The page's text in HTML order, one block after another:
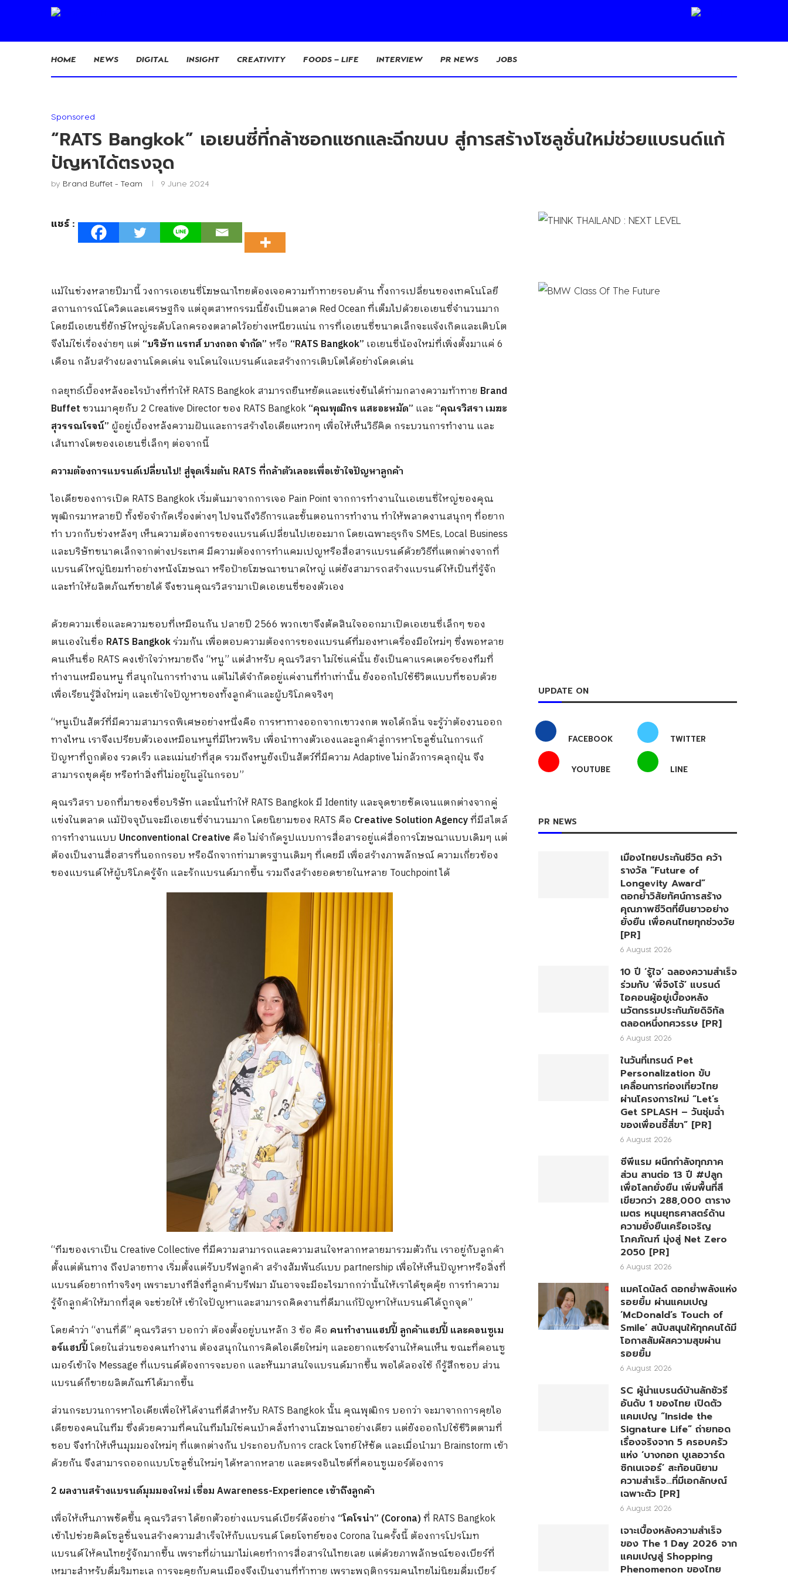
HOME NEWS DIGITAL INSIGHT CREATIVITY FOODS – LIFE INTERVIEW PR NEWS JOBS
Sponsored
“RATS Bangkok” เอเยนซี่ที่กล้าซอกแซกและฉีกขนบ สู่การสร้างโซลูชั่นใหม่ช่วยแบรนด์แก้
ปัญหาได้ตรงจุด
by Brand Buffet - Team 9 June 2024
แชร์ :
แม้ในช่วงหลายปีมานี้ วงการเอเยนซี่โฆษณาไทยต้องเจอความท้าทายรอบด้าน ทั้งการเปลี่ยนของเทคโนโลยี
สถานการณ์โควิดและเศรษฐกิจ แต่อุตสาหกรรมนี้ยังเป็นตลาด Red Ocean ที่เต็มไปด้วยเอเยนซี่จำนวนมาก
โดยมีเอเยนซี่ยักษ์ใหญ่ระดับโลกครองตลาดไว้อย่างเหนียวแน่น การที่เอเยนซี่ขนาดเล็กจะแจ้งเกิดและเติบโต
จึงไม่ใช่เรื่องง่ายๆ แต่ “บริษัท แรทส์ บางกอก จำกัด”หรือ “RATS Bangkok” เอเยนซี่น้องใหม่ที่เพิ่งตั้งมาแค่ 6
เดือน กลับสร้างผลงานโดดเด่น จนโดนใจแบรนด์และสร้างการเติบโตได้อย่างโดดเด่น
กลยุทธ์เบื้องหลังอะไรบ้างที่ทำให้ RATS Bangkok สามารถยืนหยัดและแข่งขันได้ท่ามกลางความท้าทาย Brand
Buffetชวนมาคุยกับ 2 Creative Director ของ RATS Bangkok“คุณพุฒิกร แสะอะหมัด” และ “คุณรวิสรา เมฆะ
สุวรรณโรจน์” ผู้อยู่เบื้องหลังความฝันและการสร้างไอเดียแหวกๆ เพื่อให้เห็นวิธีคิด กระบวนการทำงาน และ
เส้นทางโตของเอเยนซี่เล็กๆ ต่อจากนี้
ความต้องการแบรนด์เปลี่ยนไป! สู่จุดเริ่มต้น RATS ที่กล้าตัวเลอะเพื่อเข้าใจปัญหาลูกค้า
ไอเดียของการเปิด RATS Bangkok เริ่มต้นมาจากการเจอ Pain Point จากการทำงานในเอเยนซี่ใหญ่ของคุณ
พุฒิกรมาหลายปี ทั้งข้อจำกัดเรื่องต่างๆ ไปจนถึงวิธีการและขั้นตอนการทำงาน ทำให้พลาดงานสนุกๆ ที่อยาก
ทำ บวกกับช่วงหลังๆ เห็นความต้องการของแบรนด์เปลี่ยนไปเยอะมาก โดยเฉพาะธุรกิจ SMEs, Local Business
และบริษัทขนาดเล็กจากต่างประเทศ มีความต้องการทำแคมเปญหรือสื่อสารแบรนด์ด้วยวิธีที่แตกต่างจากที่
แบรนด์ใหญ่นิยมทำอย่างหนังโฆษณา หรือป้ายโฆษณาขนาดใหญ่ แต่ยังสามารถสร้างแบรนด์ให้เป็นที่รู้จัก
และทำให้ผลิตภัณฑ์ขายได้ จึงชวนคุณรวิสรามาเปิดเอเยนซี่ของตัวเอง
ด้วยความเชื่อและความชอบที่เหมือนกัน ปลายปี 2566 พวกเขาจึงตัดสินใจออกมาเปิดเอเยนซี่เล็กๆ ของ
ตนเองในชื่อ RATS Bangkokร่วมกัน เพื่อตอบความต้องการของแบรนด์ที่มองหาเครื่องมือใหม่ๆ ซึ่งพอหลาย
คนเห็นชื่อ RATS คงเข้าใจว่าหมายถึง “หนู” แต่สำหรับ คุณรวิสรา ไม่ใช่แค่นั้น ยังเป็นคาแรคเตอร์ของทีมที่
ทำงานเหมือนหนู ที่สนุกในการทำงาน แต่ไม่ได้จำกัดอยู่แค่งานที่ทำเท่านั้น ยังออกไปใช้ชีวิตแบบที่ชอบด้วย
เพื่อเรียนรู้สิ่งใหม่ๆ และเข้าใจปัญหาของทั้งลูกค้าและผู้บริโภคจริงๆ
“หนูเป็นสัตว์ที่มีความสามารถพิเศษอย่างหนึ่งคือ การหาทางออกจากเขาวงกต พอได้กลิ่น จะรู้ว่าต้องวนออก
ทางไหน เราจึงเปรียบตัวเองเหมือนหนูที่มีไหวพริบ เพื่อนำทางตัวเองและลูกค้าสู่การหาโซลูชั่นในการแก้
ปัญหาที่ถูกต้อง รวดเร็ว และแม่นยำที่สุด รวมถึงหนูยังเป็นสัตว์ที่มีความ Adaptive ไม่กลัวการคลุกฝุ่น จึง
สามารถขุดคุ้ย หรือทำสิ่งที่ไม่อยู่ในลู่ในกรอบ”
คุณรวิสรา บอกที่มาของชื่อบริษัท และนั่นทำให้ RATS Bangkok มี Identity และจุดขายชัดเจนแตกต่างจากคู่
แข่งในตลาด แม้ปัจจุบันจะมีเอเยนซี่จำนวนมาก โดยนิยามของ RATS คือ Creative Solution Agencyที่มีสไตล์
การทำงานแบบ UnconventionalCreative คือ ไม่จำกัดรูปแบบการสื่อสารอยู่แค่สื่อการโฆษณาแบบเดิมๆ แต่
ต้องเป็นงานสื่อสารที่นอกกรอบ หรือฉีกจากท่ามาตรฐานเดิมๆ ที่เคยมี เพื่อสร้างภาพลักษณ์ ความเกี่ยวข้อง
ของแบรนด์ให้ผู้บริโภครู้จัก และรักแบรนด์มากขึ้น รวมถึงสร้างยอดขายในหลาย Touchpoint ได้
“ทีมของเราเป็น Creative Collective ที่มีความสามารถและความสนใจหลากหลายมารวมตัวกัน เราอยู่กับลูกค้า
ตั้งแต่ต้นทาง ถึงปลายทาง เริ่มตั้งแต่รับบรีฟลูกค้า สร้างสัมพันธ์แบบ partnership เพื่อให้เห็นปัญหาหรือสิ่งที่
แบรนด์อยากทำจริงๆ เพราะบางทีสิ่งที่ลูกค้าบรีฟมา มันอาจจะมีอะไรมากกว่านั้นให้เราได้ขุดคุ้ย การทำความ
รู้จักลูกค้าให้มากที่สุด จะช่วยให้ เข้าใจปัญหาและสามารถคิดงานที่ดีมาแก้ปัญหาให้แบรนด์ได้ถูกจุด”
โดยคำว่า “งานที่ดี” คุณรวิสรา บอกว่า ต้องตั้งอยู่บนหลัก 3 ข้อ คือ คนทำงานแฮปปี้ ลูกค้าแฮปปี้ และคอนซูเม
อร์แฮปปี้โดยในส่วนของคนทำงาน ต้องสนุกในการคิดไอเดียใหม่ๆ และอยากแชร์งานให้คนเห็น ขณะที่คอนซู
เมอร์เข้าใจ Message ที่แบรนด์ต้องการจะบอก และหันมาสนใจแบรนด์มากขึ้น พอได้ลองใช้ ก็รู้สึกชอบ ส่วน
แบรนด์ก็ขายผลิตภัณฑ์ได้มากขึ้น
ส่วนกระบวนการหาไอเดียเพื่อให้ได้งานที่ดีสำหรับ RATS Bangkok นั้น คุณพุฒิกร บอกว่า จะมาจากการคุยไอ
เดียของคนในทีม ซึ่งด้วยความที่คนในทีมไม่ใช่คนบ้าคลั่งทำงานโฆษณาอย่างเดียว แต่ยังออกไปใช้ชีวิตตามที่
ชอบ จึงทำให้เห็นมุมมองใหม่ๆ ที่แตกต่างกัน ประกอบกับการ crack โจทย์ให้ชัด และเมื่อนำมา Brainstorm เข้า
ด้วยกัน จึงสามารถออกแบบโซลูชั่นใหม่ๆ ได้หลากหลาย และตรงอินไซต์ที่คอนซูเมอร์ต้องการ
2 ผลงานสร้างแบรนด์มุมมองใหม่ เชื่อม Awareness-Experience เข้าถึงลูกค้า
เพื่อให้เห็นภาพชัดขึ้น คุณรวิสรา ได้ยกตัวอย่างแบรนด์เบียร์ดังอย่าง “โคโรน่า” (Corona)ที่ RATS Bangkok
เข้าไปช่วยคิดโซลูชั่นจนสร้างความสำเร็จให้กับแบรนด์ โดยโจทย์ของ Corona ในครั้งนี้ ต้องการโปรโมท
แบรนด์ให้คนไทยรู้จักมากขึ้น เพราะที่ผ่านมาไม่เคยทำการสื่อสารในไทยเลย แต่ด้วยภาพลักษณ์ของเบียร์ที่
เหมาะสำหรับดื่มริมทะเล การจะคุยกับคนเมืองจึงเป็นงานที่ท้าทาย เพราะพฤติกรรมคนไทยไม่นิยมดื่มเบียร์
UPDATE ON
FACEBOOK TWITTER
YOUTUBE LINE
PR NEWS
เมืองไทยประกันชีวิต คว้า
รางวัล “Future of
Longevity Award”
ตอกย้ำวิสัยทัศน์การสร้าง
คุณภาพชีวิตที่ยืนยาวอย่าง
ยั่งยืน เพื่อคนไทยทุกช่วงวัย
[PR]
6 August 2026
10 ปี ‘รู้ใจ’ ฉลองความสำเร็จ
ร่วมกับ ‘พี่จิงโจ้’ แบรนด์
ไอคอนผู้อยู่เบื้องหลัง
นวัตกรรมประกันภัยดิจิทัล
ตลอดหนึ่งทศวรรษ [PR]
6 August 2026
ในวันที่เทรนด์ Pet
Personalization ขับ
เคลื่อนการท่องเที่ยวไทย
ผ่านโครงการใหม่ “Let’s
Get SPLASH – วันชุ่มฉ่ำ
ของเพื่อนซี้สี่ขา” [PR]
6 August 2026
ซีพีแรม ผนึกกำลังทุกภาค
ส่วน สานต่อ 13 ปี #ปลูก
เพื่อโลกยั่งยืน เพิ่มพื้นที่สี
เขียวกว่า 288,000 ตาราง
เมตร หนุนยุทธศาสตร์ด้าน
ความยั่งยืนเครือเจริญ
โภคภัณฑ์ มุ่งสู่ Net Zero
2050 [PR]
6 August 2026
แมคโดนัลด์ ตอกย้ำพลังแห่ง
รอยยิ้ม ผ่านแคมเปญ
‘McDonald’s Touch of
Smile’ สนับสนุนให้ทุกคนได้มี
โอกาสสัมผัสความสุขผ่าน
รอยยิ้ม
6 August 2026
SC ผู้นำแบรนด์บ้านลักชัวรี
อันดับ 1 ของไทย เปิดตัว
แคมเปญ “Inside the
Signature Life” ถ่ายทอด
เรื่องจริงจาก 5 ครอบครัว
แห่ง ‘บางกอก บูเลอวาร์ด
ซิกเนเจอร์’ สะท้อนนิยาม
ความสำเร็จ…ที่มีเอกลักษณ์
เฉพาะตัว [PR]
6 August 2026
เจาะเบื้องหลังความสำเร็จ
ของ The 1 Day 2026 จาก
แคมเปญสู่ Shopping
Phenomenon ของไทย